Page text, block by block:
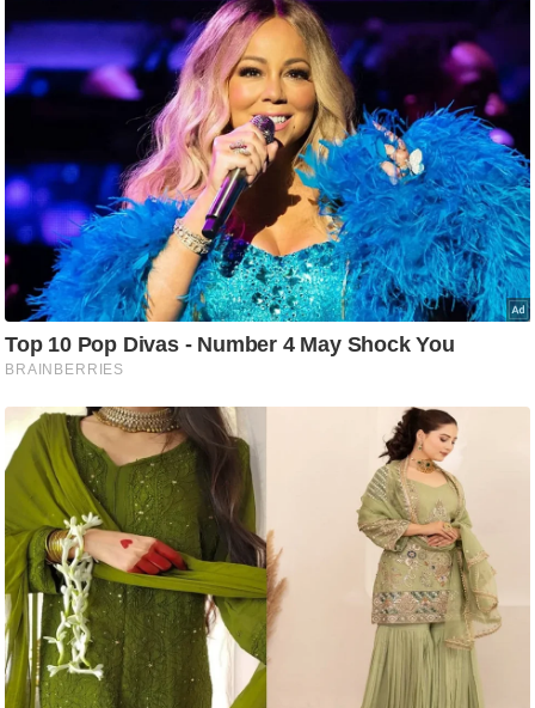
यि
क
मा
मि
स्तं
भ
ए
म
.
आ
र
.
आ
ई
.
चा
य
प
र
स